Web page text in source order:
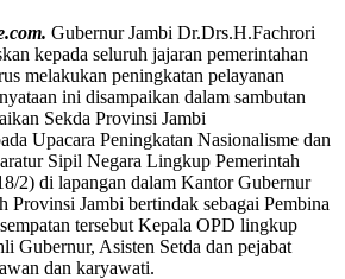
Gubernur Jambi Dr.Drs.H.Fachrori
kepada seluruh jajaran pemerintahan
melakukan peningkatan pelayanan
ini disampaikan dalam sambutan
Sekda Provinsi Jambi
Upacara Peningkatan Nasionalisme dan
Sipil Negara Lingkup Pemerintah
2) di lapangan dalam Kantor Gubernur
Provinsi Jambi bertindak sebagai Pembina
tersebut Kepala OPD lingkup
Gubernur, Asisten Setda dan pejabat
dan karyawati.